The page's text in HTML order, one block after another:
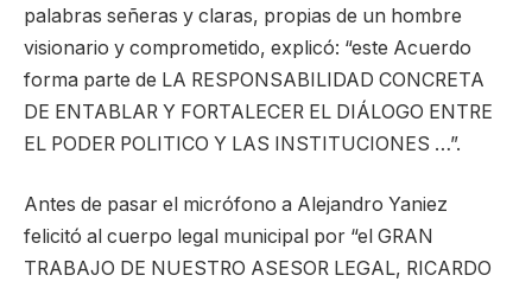
palabras señeras y claras, propias de un hombre
visionario y comprometido, explicó: “este Acuerdo
forma parte de LA RESPONSABILIDAD CONCRETA
DE ENTABLAR Y FORTALECER EL DIÁLOGO ENTRE
EL PODER POLITICO Y LAS INSTITUCIONES …”.
Antes de pasar el micrófono a Alejandro Yaniez
felicitó al cuerpo legal municipal por “el GRAN
TRABAJO DE NUESTRO ASESOR LEGAL, RICARDO